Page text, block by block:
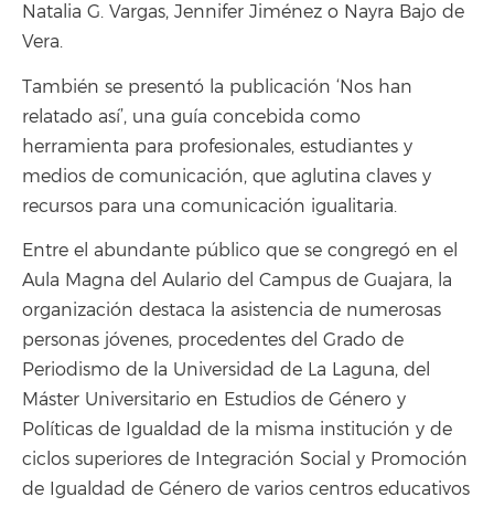
Natalia G. Vargas, Jennifer Jiménez o Nayra Bajo de
Vera.
También se presentó la publicación ‘Nos han
relatado así’, una guía concebida como
herramienta para profesionales, estudiantes y
medios de comunicación, que aglutina claves y
recursos para una comunicación igualitaria.
Entre el abundante público que se congregó en el
Aula Magna del Aulario del Campus de Guajara, la
organización destaca la asistencia de numerosas
personas jóvenes, procedentes del Grado de
Periodismo de la Universidad de La Laguna, del
Máster Universitario en Estudios de Género y
Políticas de Igualdad de la misma institución y de
ciclos superiores de Integración Social y Promoción
de Igualdad de Género de varios centros educativos